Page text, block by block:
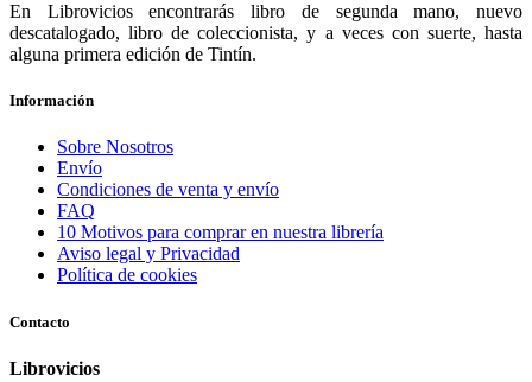
En Librovicios encontrarás libro de segunda mano, nuevo
descatalogado, libro de coleccionista, y a veces con suerte, hasta
alguna primera edición de Tintín.
Información
Sobre Nosotros
Envío
Condiciones de venta y envío
FAQ
10 Motivos para comprar en nuestra librería
Aviso legal y Privacidad
Política de cookies
Contacto
Librovicios